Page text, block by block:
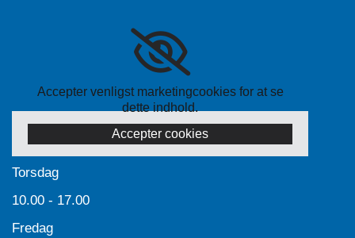
Accepter venligst marketingcookies for at se
dette indhold.
Accepter cookies
Torsdag
10.00 - 17.00
Fredag